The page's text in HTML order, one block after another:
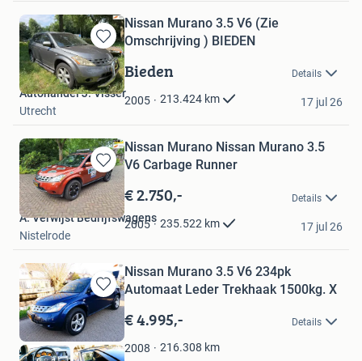
Bewaren
in
Mijn
Favorieten
Nissan Murano 3.5 V6 (Zie
Omschrijving ) BIEDEN
Bieden Details
2005 213.424 km
Autohandel J. Visser
Utrecht
17 jul 26
Bewaren
in
Mijn
Favorieten
Nissan Murano Nissan Murano 3.5
V6 Carbage Runner
€ 2.750,- Details
2005 235.522 km
A. Verwijst Bedrijfswagens
Nistelrode
17 jul 26
Bewaren
in
Mijn
Favorieten
Nissan Murano 3.5 V6 234pk
Automaat Leder Trekhaak 1500kg. X
€ 4.995,- Details
2008 216.308 km